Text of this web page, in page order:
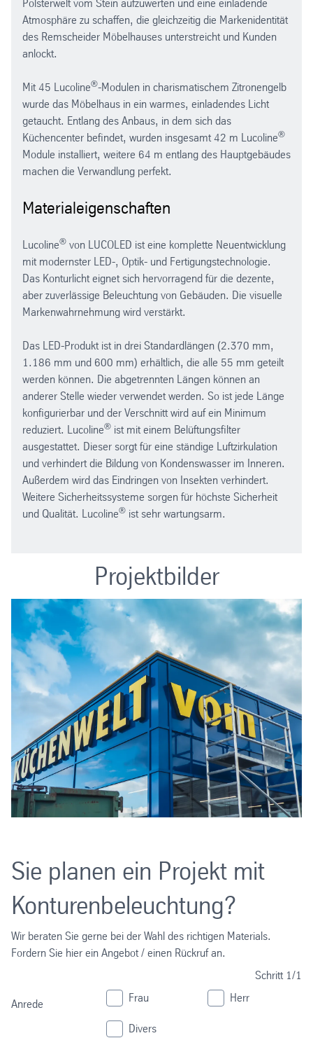
Polsterwelt vom Stein aufzuwerten und eine einladende
Atmosphäre zu schaffen, die gleichzeitig die Markenidentität
des Remscheider Möbelhauses unterstreicht und Kunden
anlockt.
Mit 45 Lucoline®-Modulen in charismatischem Zitronengelb
wurde das Möbelhaus in ein warmes, einladendes Licht
getaucht. Entlang des Anbaus, in dem sich das
Küchencenter befindet, wurden insgesamt 42 m Lucoline®
Module installiert, weitere 64 m entlang des Hauptgebäudes
machen die Verwandlung perfekt.
Materialeigenschaften
Lucoline® von LUCOLED ist eine komplette Neuentwicklung
mit modernster LED-, Optik- und Fertigungstechnologie.
Das Konturlicht eignet sich hervorragend für die dezente,
aber zuverlässige Beleuchtung von Gebäuden. Die visuelle
Markenwahrnehmung wird verstärkt.
Das LED-Produkt ist in drei Standardlängen (2.370 mm,
1.186 mm und 600 mm) erhältlich, die alle 55 mm geteilt
werden können. Die abgetrennten Längen können an
anderer Stelle wieder verwendet werden. So ist jede Länge
konfigurierbar und der Verschnitt wird auf ein Minimum
reduziert. Lucoline® ist mit einem Belüftungsfilter
ausgestattet. Dieser sorgt für eine ständige Luftzirkulation
und verhindert die Bildung von Kondenswasser im Inneren.
Außerdem wird das Eindringen von Insekten verhindert.
Weitere Sicherheitssysteme sorgen für höchste Sicherheit
und Qualität. Lucoline® ist sehr wartungsarm.
Projektbilder
Sie planen ein Projekt mit
Konturenbeleuchtung?
Wir beraten Sie gerne bei der Wahl des richtigen Materials.
Fordern Sie hier ein Angebot / einen Rückruf an.
Schritt1/1
Anrede Frau Herr
Divers